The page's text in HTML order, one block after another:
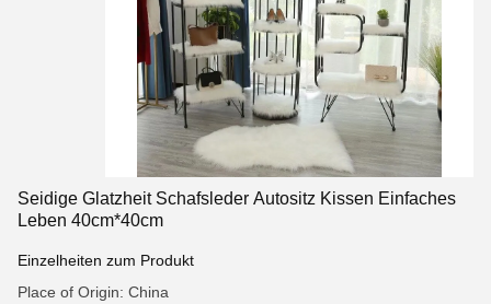
Seidige Glatzheit Schafsleder Autositz Kissen Einfaches
Leben 40cm*40cm
Einzelheiten zum Produkt
Place of Origin: China